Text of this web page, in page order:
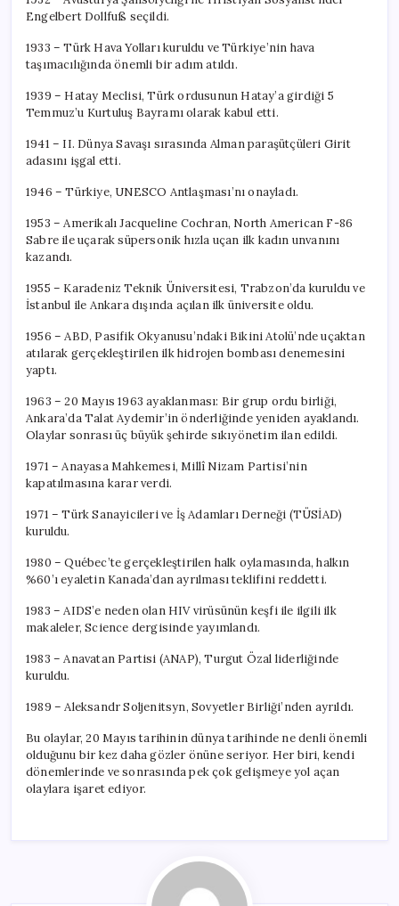
Engelbert Dollfuß seçildi.
1933 – Türk Hava Yolları kuruldu ve Türkiye’nin hava
taşımacılığında önemli bir adım atıldı.
1939 – Hatay Meclisi, Türk ordusunun Hatay’a girdiği 5
Temmuz’u Kurtuluş Bayramı olarak kabul etti.
1941 – II. Dünya Savaşı sırasında Alman paraşütçüleri Girit
adasını işgal etti.
1946 – Türkiye, UNESCO Antlaşması’nı onayladı.
1953 – Amerikalı Jacqueline Cochran, North American F-86
Sabre ile uçarak süpersonik hızla uçan ilk kadın unvanını
kazandı.
1955 – Karadeniz Teknik Üniversitesi, Trabzon’da kuruldu ve
İstanbul ile Ankara dışında açılan ilk üniversite oldu.
1956 – ABD, Pasifik Okyanusu’ndaki Bikini Atolü’nde uçaktan
atılarak gerçekleştirilen ilk hidrojen bombası denemesini
yaptı.
1963 – 20 Mayıs 1963 ayaklanması: Bir grup ordu birliği,
Ankara’da Talat Aydemir’in önderliğinde yeniden ayaklandı.
Olaylar sonrası üç büyük şehirde sıkıyönetim ilan edildi.
1971 – Anayasa Mahkemesi, Millî Nizam Partisi’nin
kapatılmasına karar verdi.
1971 – Türk Sanayicileri ve İş Adamları Derneği (TÜSİAD)
kuruldu.
1980 – Québec’te gerçekleştirilen halk oylamasında, halkın
%60’ı eyaletin Kanada’dan ayrılması teklifini reddetti.
1983 – AIDS’e neden olan HIV virüsünün keşfi ile ilgili ilk
makaleler, Science dergisinde yayımlandı.
1983 – Anavatan Partisi (ANAP), Turgut Özal liderliğinde
kuruldu.
1989 – Aleksandr Soljenitsyn, Sovyetler Birliği’nden ayrıldı.
Bu olaylar, 20 Mayıs tarihinin dünya tarihinde ne denli önemli
olduğunu bir kez daha gözler önüne seriyor. Her biri, kendi
dönemlerinde ve sonrasında pek çok gelişmeye yol açan
olaylara işaret ediyor.